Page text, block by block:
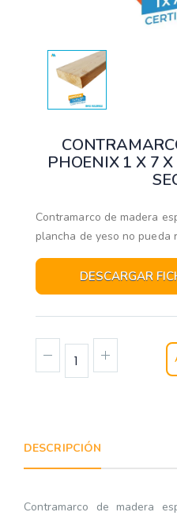
PHOENIX 1 X 7
Contramarco de madera
plancha de yeso no pueda
DESCARGAR
DESCRIPCIÓN
Contramarco de madera